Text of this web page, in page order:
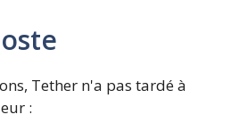
Tether n'a pas tardé à
: